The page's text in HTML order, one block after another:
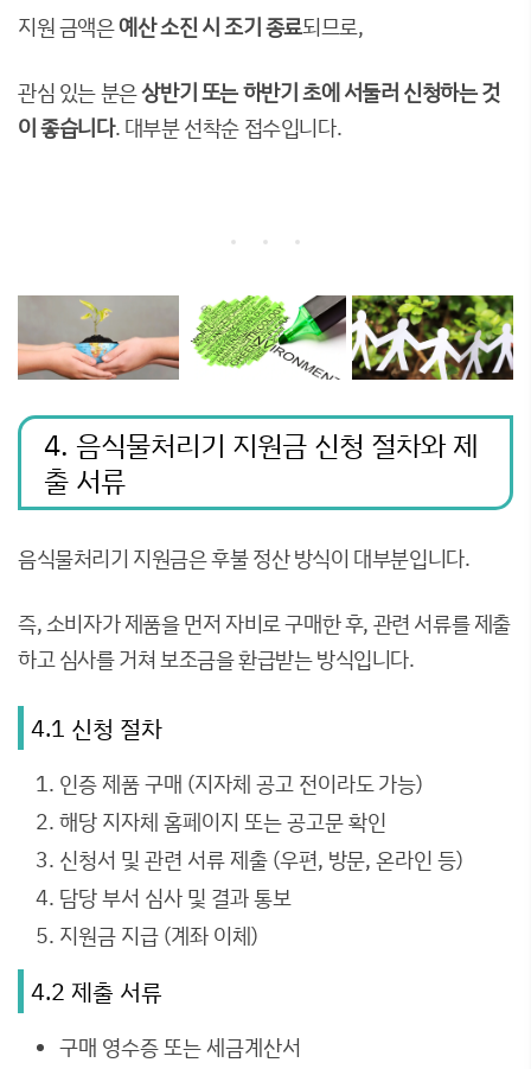
지원 금액은예산 소진 시 조기 종료되므로,
관심 있는 분은상반기 또는 하반기 초에 서둘러 신청하는 것
이 좋습니다. 대부분 선착순 접수입니다.
4. 음식물처리기 지원금 신청 절차와 제
출 서류
음식물처리기 지원금은 후불 정산 방식이 대부분입니다.
즉, 소비자가 제품을 먼저 자비로 구매한 후, 관련 서류를 제출
하고 심사를 거쳐 보조금을 환급받는 방식입니다.
4.1 신청 절차
인증 제품 구매 (지자체 공고 전이라도 가능)
해당 지자체 홈페이지 또는 공고문 확인
신청서 및 관련 서류 제출 (우편, 방문, 온라인 등)
담당 부서 심사 및 결과 통보
지원금 지급 (계좌 이체)
4.2 제출 서류
구매 영수증 또는 세금계산서